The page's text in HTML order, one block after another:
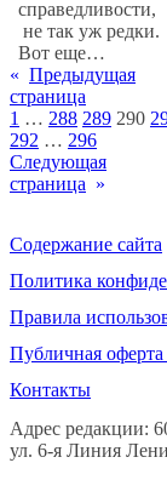
справедливости,
не так уж редки.
Вот еще…
« Предыдущая
страница
1 … 288 289 290
292 … 296
Следующая
страница »
Содержание сайта
Политика
Правила
Публичная
Контакты
Адрес редакции:
ул. 6-я Линия